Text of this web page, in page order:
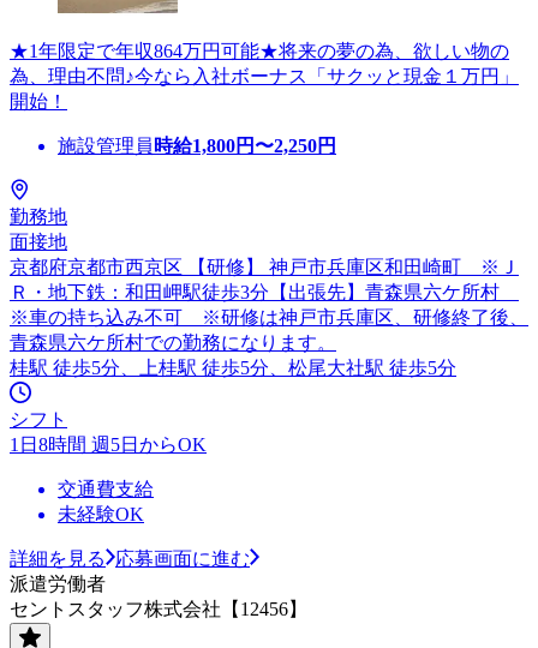
★1年限定で年収864万円可能★将来の夢の為、欲しい物の
為、理由不問♪今なら入社ボーナス「サクッと現金１万円」
開始！
施設管理員 時給1,800円〜2,250円
勤務地
面接地
京都府京都市西京区 【研修】 神戸市兵庫区和田崎町 ※Ｊ
Ｒ・地下鉄：和田岬駅徒歩3分【出張先】青森県六ケ所村
※車の持ち込み不可 ※研修は神戸市兵庫区、研修終了後、
青森県六ケ所村での勤務になります。
桂駅 徒歩5分、上桂駅 徒歩5分、松尾大社駅 徒歩5分
シフト
1日8時間 週5日からOK
交通費支給
未経験OK
詳細を見る
応募画面に進む
派遣労働者
セントスタッフ株式会社【12456】